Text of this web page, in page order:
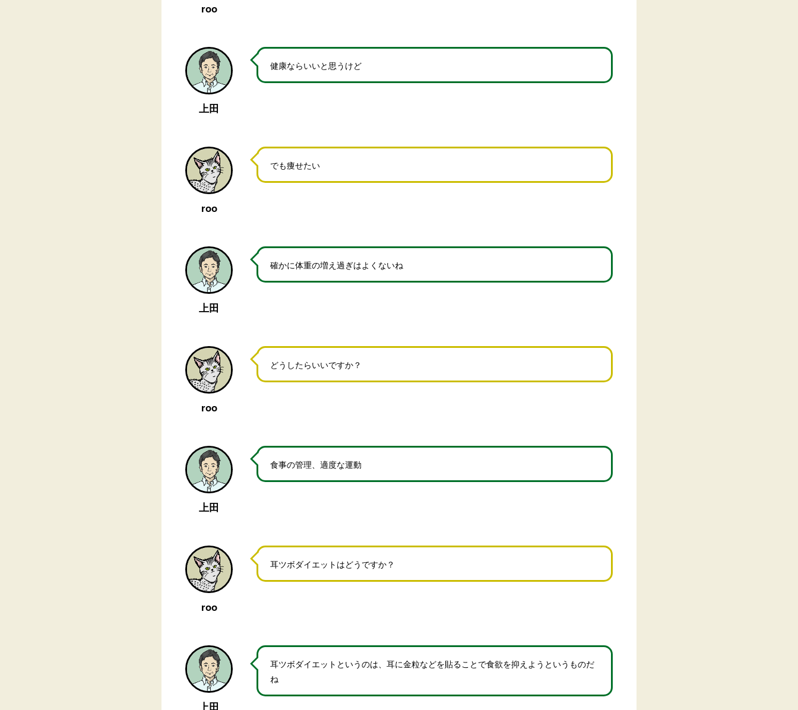
roo
上田
健康ならいいと思うけど
roo
でも痩せたい
上田
確かに体重の増え過ぎはよくないね
roo
どうしたらいいですか？
上田
食事の管理、適度な運動
roo
耳ツボダイエットはどうですか？
上田
耳ツボダイエットというのは、耳に金粒などを貼ることで食欲を抑えようというものだ
ね